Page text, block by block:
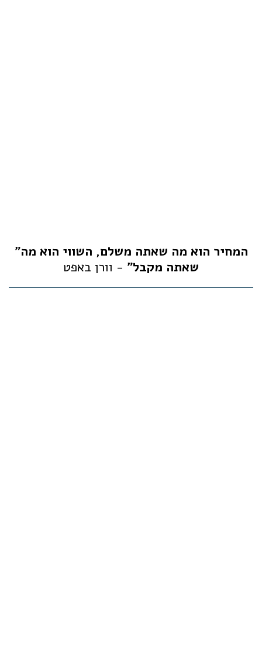
"המחיר הוא מה שאתה משלם, השווי הוא מה
שאתה מקבל" - וורן באפט